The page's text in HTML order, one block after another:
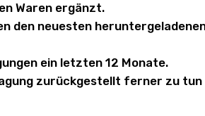
Waren ergänzt.
den neuesten
ein letzten 12 Monate.
zurückgestellt ferner zu tun